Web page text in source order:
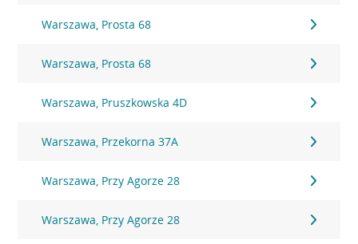
Warszawa, Prosta 68
Warszawa, Prosta 68
Warszawa, Pruszkowska 4D
Warszawa, Przekorna 37A
Warszawa, Przy Agorze 28
Warszawa, Przy Agorze 28